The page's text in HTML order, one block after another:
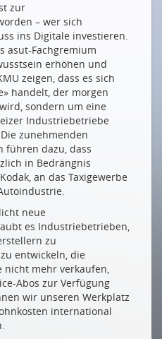
die Digitalisierung die
GmbH
zur
– wer sich
ins Digitale investieren.
asut-Fachgremium
erhöhen und
zeigen, dass es sich
handelt, der morgen
sondern um eine
Industriebetriebe
zunehmenden
führen dazu, dass
in Bedrängnis
an das Taxigewerbe
neue
es Industriebetrieben,
zu
entwickeln, die
nicht mehr verkaufen,
Abos zur Verfügung
wir unseren Werkplatz
international